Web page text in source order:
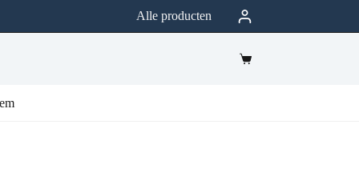
Alle producten